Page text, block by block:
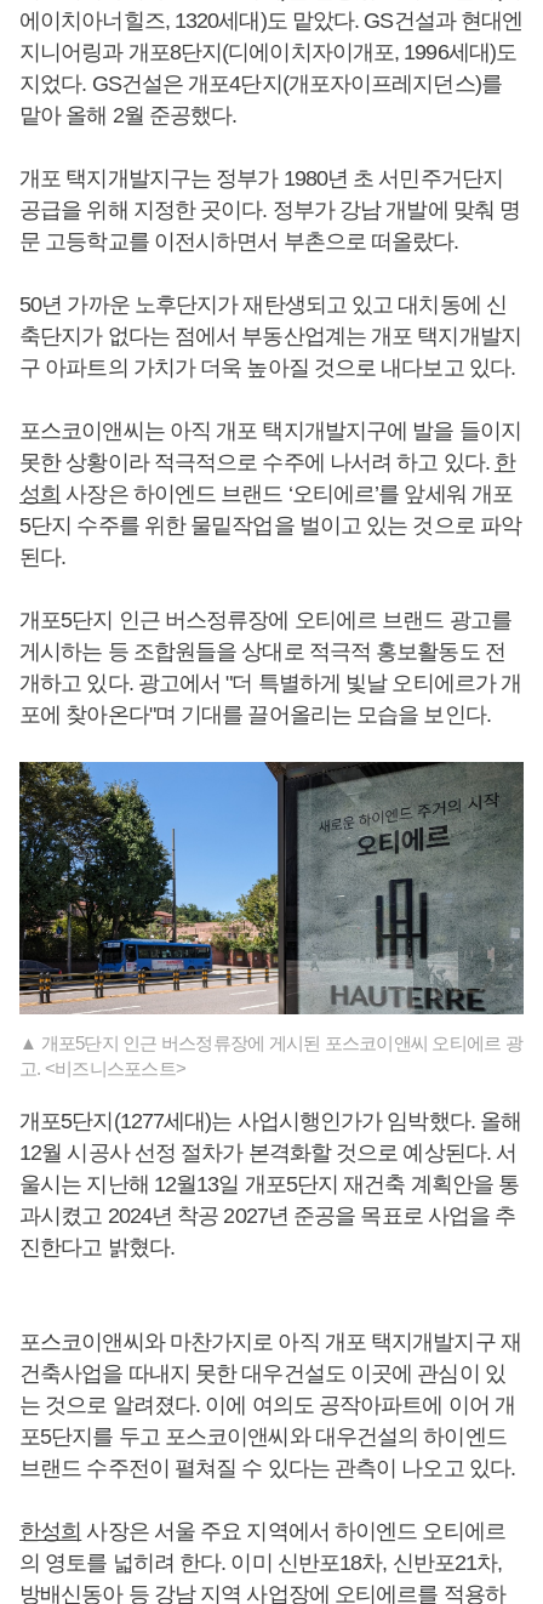
에이치아너힐즈, 1320세대)도 맡았다. GS건설과 현대엔
지니어링과 개포8단지(디에이치자이개포, 1996세대)도
지었다. GS건설은 개포4단지(개포자이프레지던스)를
맡아 올해 2월 준공했다.
개포 택지개발지구는 정부가 1980년 초 서민주거단지
공급을 위해 지정한 곳이다. 정부가 강남 개발에 맞춰 명
문 고등학교를 이전시하면서 부촌으로 떠올랐다.
50년 가까운 노후단지가 재탄생되고 있고 대치동에 신
축단지가 없다는 점에서 부동산업계는 개포 택지개발지
구 아파트의 가치가 더욱 높아질 것으로 내다보고 있다.
포스코이앤씨는 아직 개포 택지개발지구에 발을 들이지
못한 상황이라 적극적으로 수주에 나서려 하고 있다. 한
성희 사장은 하이엔드 브랜드 ‘오티에르’를 앞세워 개포
5단지 수주를 위한 물밑작업을 벌이고 있는 것으로 파악
된다.
개포5단지 인근 버스정류장에 오티에르 브랜드 광고를
게시하는 등 조합원들을 상대로 적극적 홍보활동도 전
개하고 있다. 광고에서 "더 특별하게 빛날 오티에르가 개
포에 찾아온다"며 기대를 끌어올리는 모습을 보인다.
▲ 개포5단지 인근 버스정류장에 게시된 포스코이앤씨 오티에르 광
고. <비즈니스포스트>
개포5단지(1277세대)는 사업시행인가가 임박했다. 올해
12월 시공사 선정 절차가 본격화할 것으로 예상된다. 서
울시는 지난해 12월13일 개포5단지 재건축 계획안을 통
과시켰고 2024년 착공 2027년 준공을 목표로 사업을 추
진한다고 밝혔다.
포스코이앤씨와 마찬가지로 아직 개포 택지개발지구 재
건축사업을 따내지 못한 대우건설도 이곳에 관심이 있
는 것으로 알려졌다. 이에 여의도 공작아파트에 이어 개
포5단지를 두고 포스코이앤씨와 대우건설의 하이엔드
브랜드 수주전이 펼쳐질 수 있다는 관측이 나오고 있다.
한성희 사장은 서울 주요 지역에서 하이엔드 오티에르
의 영토를 넓히려 한다. 이미 신반포18차, 신반포21차,
방배신동아 등 강남 지역 사업장에 오티에르를 적용하